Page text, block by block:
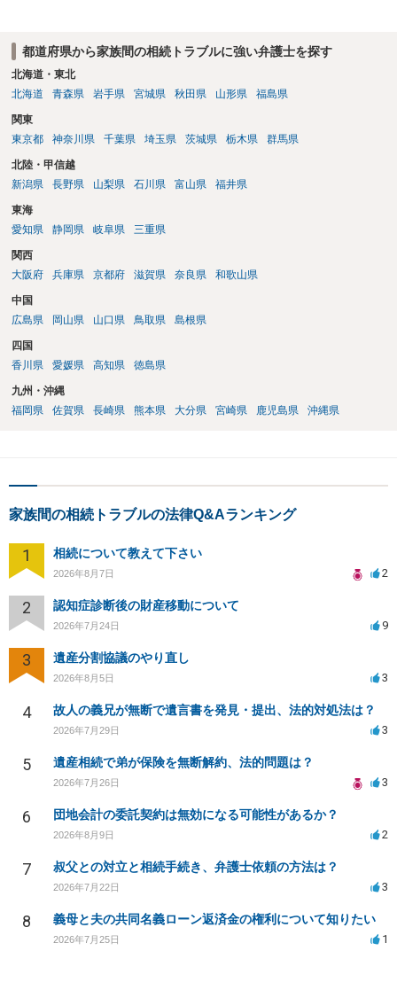
都道府県から家族間の相続トラブルに強い弁護士を探す
北海道・東北
北海道
青森県 岩手県 宮城県 秋田県 山形県 福島県
関東
東京都
神奈川県 千葉県 埼玉県 茨城県 栃木県 群馬県
北陸・甲信越
新潟県
長野県 山梨県 石川県 富山県 福井県
東海
愛知県
静岡県 岐阜県 三重県
関西
大阪府
兵庫県 京都府 滋賀県 奈良県 和歌山県
中国
広島県
岡山県 山口県 鳥取県 島根県
四国
香川県
愛媛県 高知県 徳島県
九州・沖縄
福岡県
佐賀県 長崎県 熊本県 大分県 宮崎県 鹿児島県 沖縄県
家族間の相続トラブルの法律Q&Aランキング
1 相続について教えて下さい
2026年8月7日 2
2 認知症診断後の財産移動について
2026年7月24日 9
3 遺産分割協議のやり直し
2026年8月5日 3
4 故人の義兄が無断で遺言書を発見・提出、法的対処法は？
2026年7月29日 3
5 遺産相続で弟が保険を無断解約、法的問題は？
2026年7月26日 3
6 団地会計の委託契約は無効になる可能性があるか？
2026年8月9日 2
7 叔父との対立と相続手続き、弁護士依頼の方法は？
2026年7月22日 3
8 義母と夫の共同名義ローン返済金の権利について知りたい
2026年7月25日 1